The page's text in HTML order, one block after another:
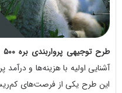
طرح توجیهی پرواربندی بره ۵۰۰ راسی
این طرح یکی از فرصت‌های